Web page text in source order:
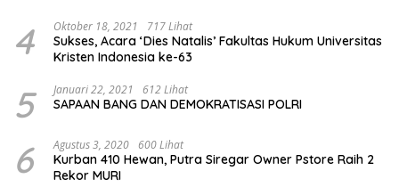
4 Oktober 18, 2021 717 Lihat
Sukses, Acara ‘Dies Natalis’ Fakultas Hukum Universitas
Kristen Indonesia ke-63
5 Januari 22, 2021 612 Lihat
SAPAAN BANG DAN DEMOKRATISASI POLRI
6 Agustus 3, 2020 600 Lihat
Kurban 410 Hewan, Putra Siregar Owner Pstore Raih 2
Rekor MURI